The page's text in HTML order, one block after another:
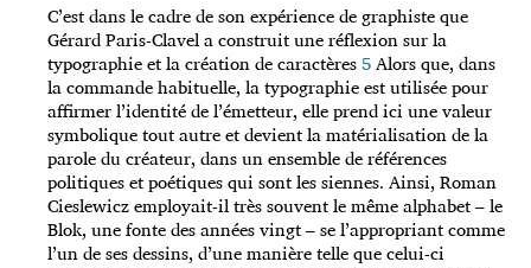
C’est dans le cadre de son expérience de graphiste que
Gérard Paris-Clavel a construit une réflexion sur la
typographie et la création de caractères5Alors que, dans
la commande habituelle, la typographie est utilisée pour
affirmer l’identité de l’émetteur, elle prend ici une valeur
symbolique tout autre et devient la matérialisation de la
parole du créateur, dans un ensemble de références
politiques et poétiques qui sont les siennes. Ainsi, Roman
Cieslewicz employait-il très souvent le même alphabet – le
Blok, une fonte des années vingt – se l’appropriant comme
l’un de ses dessins, d’une manière telle que celui-ci